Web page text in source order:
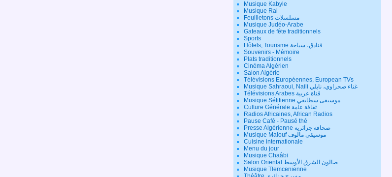
Musique Kabyle
Musique Rai
Feuilletons مسلسلات
Musique Judéo-Arabe
Gateaux de fête traditionnels
Sports
Hôtels, Tourisme فنادق، سياحة
Souvenirs - Mémoire
Plats traditionnels
Cinéma Algérien
Salon Algérie
Télévisions Européennes, European TVs
Musique Sahraoui, Naili غناء صحراوي، نايلي
Télévisions Arabes قناة عربية
Musique Sétifienne موسيقى سطايفي
Culture Générale ثقافة عامة
Radios Africaines, African Radios
Pause Café - Pausé thé
Presse Algérienne صحافة جزائرية
Musique Malouf موسيقى مالوف
Cuisine internationale
Menu du jour
Musique Chaâbi
Salon Oriental صالون الشرق الأوسط
Musique Tlemcenienne